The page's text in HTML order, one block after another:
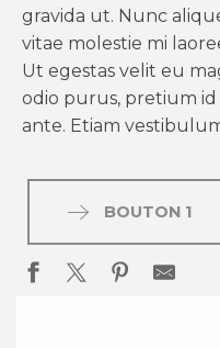
gravida ut. Nunc
vitae molestie mi
Ut egestas velit eu
odio purus, pretium
ante. Etiam
BOUTON 1